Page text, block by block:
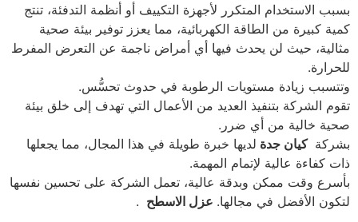
بسبب الاستخدام المتكرر لأجهزة التكييف أو أنظمة التدفئة، تنتج
كمية كبيرة من الطاقة الكهربائية، مما يعزز توفير بيئة صحية
مثالية، حيث لن يحدث فيها أي أمراض ناجمة عن التعرض المفرط
للحرارة.
وتتسبب زيادة مستويات الرطوبة في حدوث تحسُّس.
تقوم الشركة بتنفيذ العديد من الأعمال التي تهدف إلى خلق بيئة
صحية خالية من أي ضرر.
بشركة كيان جدة لديها خبرة طويلة في هذا المجال، مما يجعلها
ذات كفاءة عالية لإتمام المهمة.
بأسرع وقت ممكن وبدقة عالية، تعمل الشركة على تحسين نفسها
لتكون الأفضل في مجالها. عزل الاسطح .